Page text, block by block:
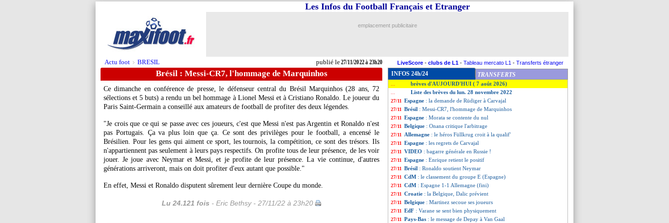
Actu foot > BRESIL publié le27/11/2022 à 23h20
Les Infos du Football Français et Etranger
emplacement publicitaire
LiveScore - clubs de L1 - Tableau mercato L1 - Transferts étranger
Brésil : Messi-CR7, l'hommage de Marquinhos
Ce dimanche en conférence de presse, le défenseur central du Brésil Marquinhos (28 ans, 72
sélections et 5 buts) a rendu un bel hommage à Lionel Messi et à Cristiano Ronaldo. Le joueur du
Paris Saint-Germain a conseillé aux amateurs de football de profiter des deux légendes.
"Je crois que ce qui se passe avec ces joueurs, c'est que Messi n'est pas Argentin et Ronaldo n'est
pas Portugais. Ça va plus loin que ça. Ce sont des privilèges pour le football, a encensé le
Brésilien. Pour les gens qui aiment ce sport, les tournois, la compétition, ce sont des trésors. Ils
n'appartiennent pas seulement à leurs pays respectifs. On profite tous de leur présence, de les voir
jouer. Je joue avec Neymar et Messi, et je profite de leur présence. La vie continue, d'autres
générations arriveront, mais on doit profiter d'eux autant que possible."
En effet, Messi et Ronaldo disputent sûrement leur dernière Coupe du monde.
Lu 24.121 fois - Eric Bethsy - 27/11/22 à 23h20
INFOS 24h/24 TRANSFERTS
brèves d'AUJOURD'HUI ( 7 août 2026)
Liste des brèves du lun. 28 novembre 2022
27/11 Espagne : la demande de Rüdiger à Carvajal
27/11 Brésil : Messi-CR7, l'hommage de Marquinhos
27/11 Espagne : Morata se contente du nul
27/11 Belgique : Onana critique l'arbitrage
27/11 Allemagne : le héros Füllkrug croit à la qualif'
27/11 Espagne : les regrets de Carvajal
27/11 VIDEO : bagarre générale en Russie !
27/11 Espagne : Enrique retient le positif
27/11 Brésil : Ronaldo soutient Neymar
27/11 CdM : le classement du groupe E (Espagne)
27/11 CdM : Espagne 1-1 Allemagne (fini)
27/11 Croatie : la Belgique, Dalic prévient
27/11 Belgique : Martinez secoue ses joueurs
27/11 EdF : Varane se sent bien physiquement
27/11 Pays-Bas : le message de Depay à Van Gaal